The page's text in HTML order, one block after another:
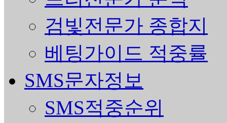
검빛전문가 종합지
베팅가이드 적중률
SMS문자정보
SMS적중순위